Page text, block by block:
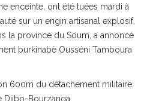
enceinte, ont été tuées mardi à
sur un engin artisanal explosif,
la province du Soum, a annoncé
burkinabè Ousséni Tamboura
600m du détachement militaire
Djibo-Bourzanga.